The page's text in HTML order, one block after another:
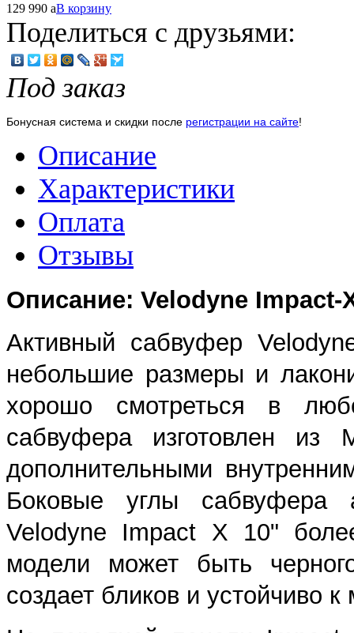
129 990 aВ корзину
Поделиться с друзьями:
Под заказ
Бонусная система и скидки после регистрации на сайте!
Описание
Характеристики
Оплата
Отзывы
Описание: Velodyne Impact-
Активный сабвуфер
небольшие размеры и
хорошо смотреться в
сабвуфера изготовлен
дополнительными
Боковые углы сабвуфера
Velodyne Impact X 10"
модели может быть
создает бликов и устойчиво